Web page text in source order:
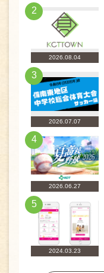
2
2026.08.04
3
2026.07.07
4
2026.06.27
5
2024.03.23